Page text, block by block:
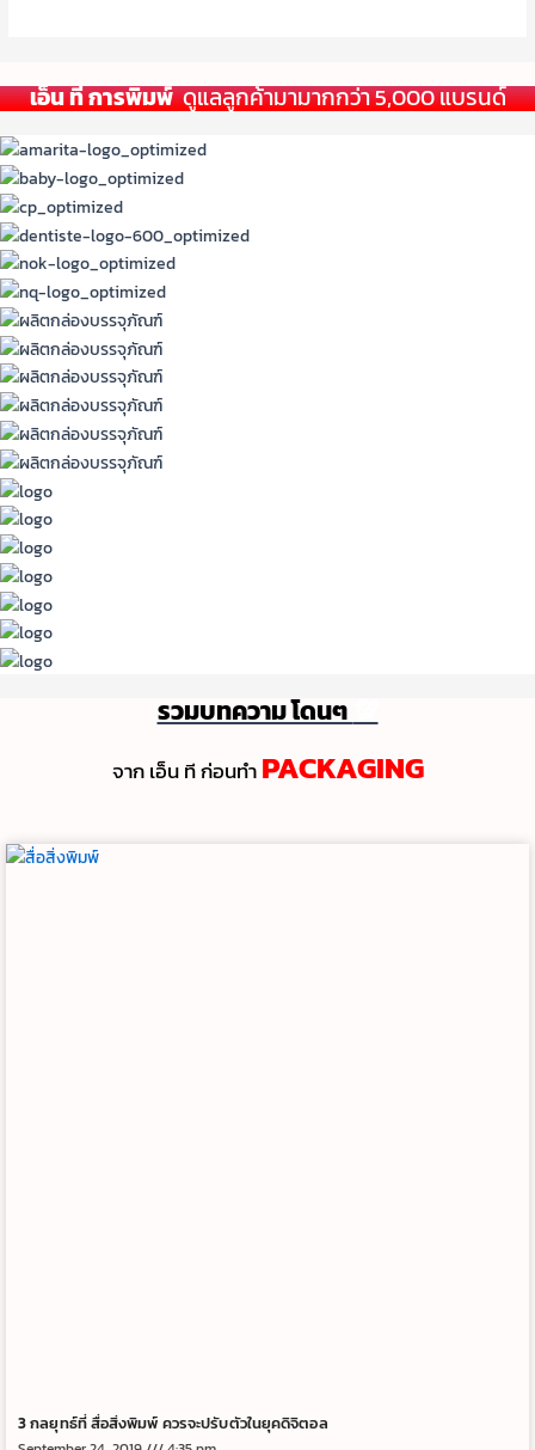
เอ็น ที การพิมพ์ดูแลลูกค้ามามากกว่า 5,000 แบรนด์
รวมบทความ โดนๆ
จาก เอ็น ที ก่อนทํา PACKAGING
3 กลยุทธ์ที่ สื่อสิ่งพิมพ์ ควรจะปรับตัวในยุคดิจิตอล